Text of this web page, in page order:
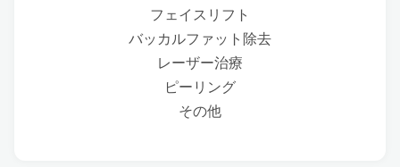
フェイスリフト
バッカルファット除去
レーザー治療
ピーリング
その他